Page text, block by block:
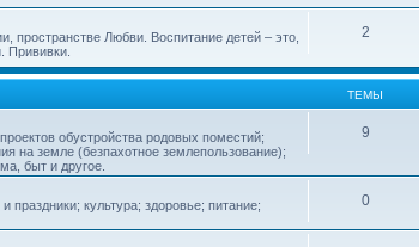
пространстве Любви. Воспитание детей – это,
Прививки.
2
ТЕМЫ
обустройства родовых поместий;
на земле (безпахотное землепользование);
быт и другое.
9
культура; здоровье; питание;
0